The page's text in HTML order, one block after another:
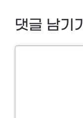
댓글 남기기